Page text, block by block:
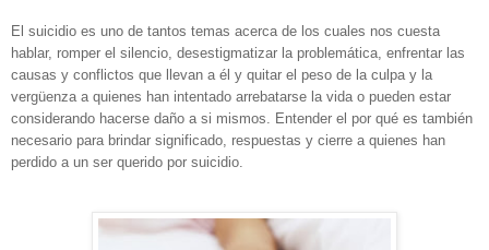
El suicidio es uno de tantos temas acerca de los cuales nos cuesta
hablar, romper el silencio, desestigmatizar la problemática, enfrentar las
causas y conflictos que llevan a él y quitar el peso de la culpa y la
vergüenza a quienes han intentado arrebatarse la vida o pueden estar
considerando hacerse daño a si mismos. Entender el por qué es también
necesario para brindar significado, respuestas y cierre a quienes han
perdido a un ser querido por suicidio.